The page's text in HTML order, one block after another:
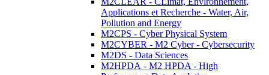
Applications et Recherche - Water, Air,
Pollution and Energy
M2CPS - Cyber Physical System
M2CYBER - M2 Cyber - Cybersecurity
M2DS - Data Sciences
M2HPDA - M2 HPDA - High